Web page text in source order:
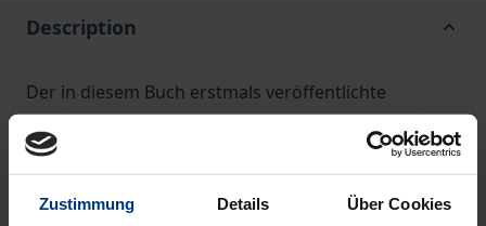
Zustimmung Details Über Cookies
Description
Der in diesem Buch erstmals veröffentlichte
Briefwechsel zwischen Martin Heidegger und dem
Kunsthistoriker Kurt Bauch erscheint als erster Band
der Martin-Heidegger-Briefausgabe. Die 1932
einsetzende Korrespondenz dokumentiert die